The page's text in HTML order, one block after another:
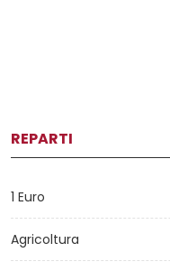
REPARTI
1 Euro
Agricoltura